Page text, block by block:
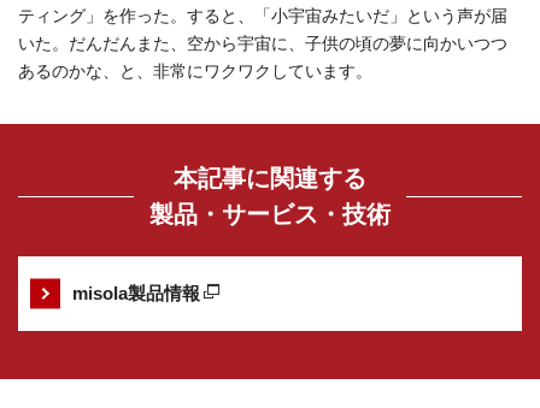
ティング」を作った。すると、「小宇宙みたいだ」という声が届
いた。だんだんまた、空から宇宙に、子供の頃の夢に向かいつつ
あるのかな、と、非常にワクワクしています。
本記事に関連する
製品・サービス・技術
misola製品情報